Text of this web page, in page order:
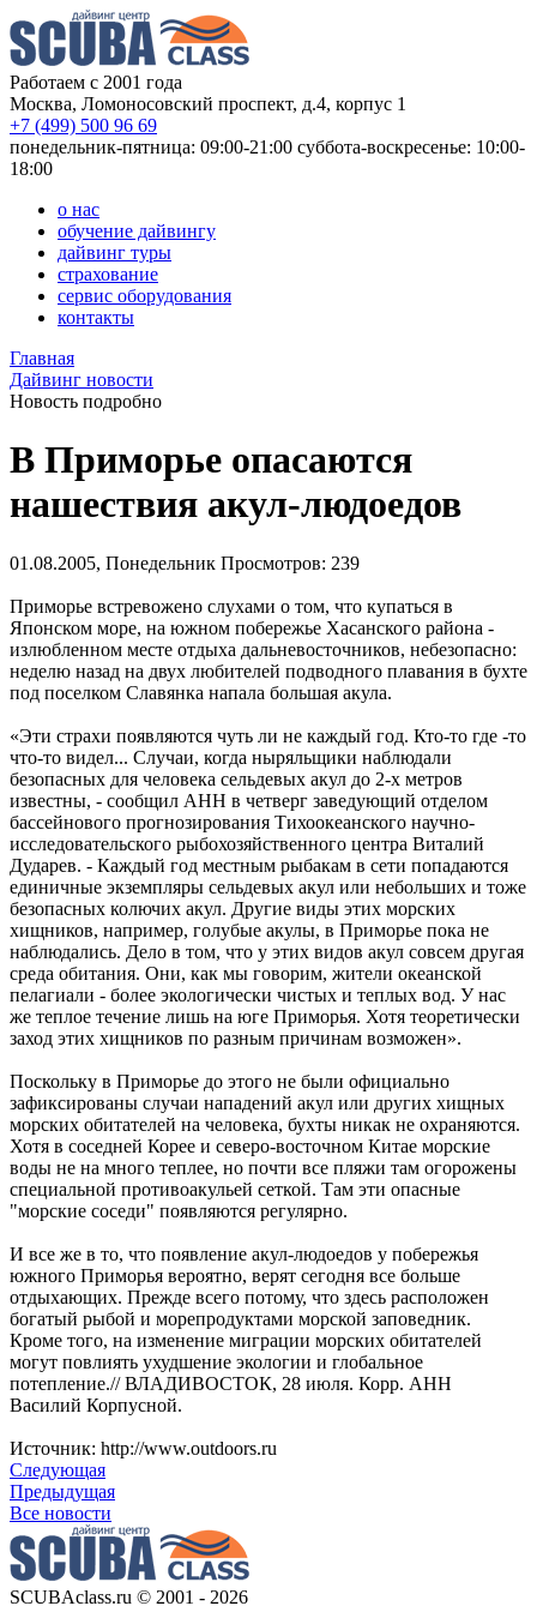
Работаем с 2001 года
Москва, Ломоносовский проспект, д.4, корпус 1
+7 (499) 500 96 69
понедельник-пятница: 09:00-21:00 суббота-воскресенье: 10:00-
18:00
о нас
обучение дайвингу
дайвинг туры
страхование
сервис оборудования
контакты
Главная
Дайвинг новости
Новость подробно
В Приморье опасаются
нашествия акул-людоедов
01.08.2005, Понедельник Просмотров: 239
Приморье встревожено слухами о том, что купаться в
Японском море, на южном побережье Хасанского района -
излюбленном месте отдыха дальневосточников, небезопасно:
неделю назад на двух любителей подводного плавания в бухте
под поселком Славянка напала большая акула.
«Эти страхи появляются чуть ли не каждый год. Кто-то где -то
что-то видел... Случаи, когда ныряльщики наблюдали
безопасных для человека сельдевых акул до 2-х метров
известны, - сообщил АНН в четверг заведующий отделом
бассейнового прогнозирования Тихоокеанского научно-
исследовательского рыбохозяйственного центра Виталий
Дударев. - Каждый год местным рыбакам в сети попадаются
единичные экземпляры сельдевых акул или небольших и тоже
безопасных колючих акул. Другие виды этих морских
хищников, например, голубые акулы, в Приморье пока не
наблюдались. Дело в том, что у этих видов акул совсем другая
среда обитания. Они, как мы говорим, жители океанской
пелагиали - более экологически чистых и теплых вод. У нас
же теплое течение лишь на юге Приморья. Хотя теоретически
заход этих хищников по разным причинам возможен».
Поскольку в Приморье до этого не были официально
зафиксированы случаи нападений акул или других хищных
морских обитателей на человека, бухты никак не охраняются.
Хотя в соседней Корее и северо-восточном Китае морские
воды не на много теплее, но почти все пляжи там огорожены
специальной противоакульей сеткой. Там эти опасные
"морские соседи" появляются регулярно.
И все же в то, что появление акул-людоедов у побережья
южного Приморья вероятно, верят сегодня все больше
отдыхающих. Прежде всего потому, что здесь расположен
богатый рыбой и морепродуктами морской заповедник.
Кроме того, на изменение миграции морских обитателей
могут повлиять ухудшение экологии и глобальное
потепление.// ВЛАДИВОСТОК, 28 июля. Корр. АНН
Василий Корпусной.
Источник: http://www.outdoors.ru
Следующая
Предыдущая
Все новости
SCUBAclass.ru © 2001 - 2026